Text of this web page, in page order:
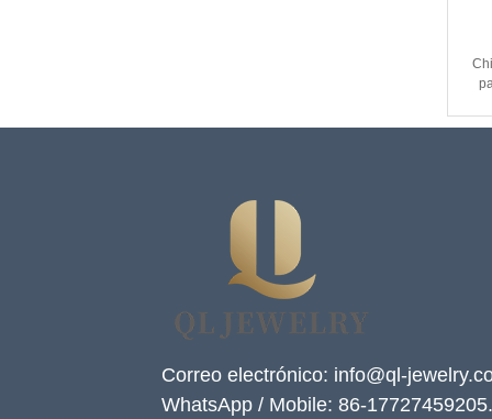
Correo electrónico: info@ql-
WhatsApp / Mobile: 86-17727459205.